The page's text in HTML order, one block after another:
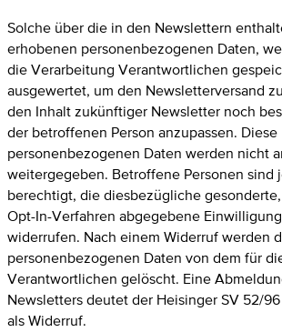
Solche über die in den Newslettern
erhobenen personenbezogenen Daten,
die Verarbeitung Verantwortlichen
ausgewertet, um den Newsletterversand
den Inhalt zukünftiger Newsletter noch
der betroffenen Person anzupassen. Diese
personenbezogenen Daten werden nicht
weitergegeben. Betroffene Personen sind
berechtigt, die diesbezügliche
Opt-In-Verfahren abgegebene
widerrufen. Nach einem Widerruf werden
personenbezogenen Daten von dem für
Verantwortlichen gelöscht. Eine
Newsletters deutet der Heisinger SV 52/
als Widerruf.